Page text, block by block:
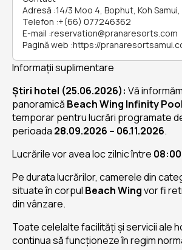
Adresă :14/3 Moo 4, Bophut, Koh
Telefon :+(66) 077246362
E-mail :reservation@pranaresorts.com
Pagină web :https://
Informații suplimentare
Știri hotel (25.06.2026): Vă
panoramică Beach Wing Infinity Pool
temporar pentru lucrări programate
perioada 28.09.2026 – 06.11.2026.
Lucrările vor avea loc zilnic între
Pe durata lucrărilor, camerele din
situate în corpul Beach Wingvor fi
din vânzare.
Toate celelalte facilități și servicii ale
continua să funcționeze în regim